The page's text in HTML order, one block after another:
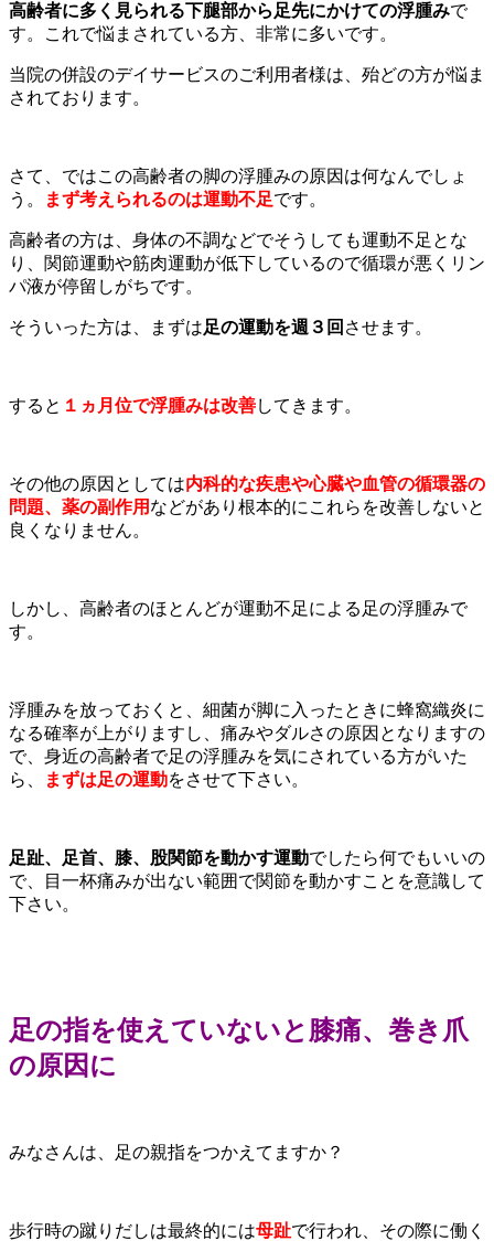
高齢者に多く見られる下腿部から足先にかけての浮腫みで
す。これで悩まされている方、非常に多いです。
当院の併設のデイサービスのご利用者様は、殆どの方が悩ま
されております。
さて、ではこの高齢者の脚の浮腫みの原因は何なんでしょ
う。
まず考えられるのは運動不足です。
高齢者の方は、身体の不調などでそうしても運動不足とな
り、関節運動や筋肉運動が低下しているので循環が悪くリン
パ液が停留しがちです。
そういった方は、まずは足の運動を週３回 させます。
すると １ヵ月位で浮腫みは改善してきます。
その他の原因としては内科的な疾患や心臓や血管の循環器の
問題、薬の副作用 などがあり根本的にこれらを改善しないと
良くなりません。
しかし、高齢者のほとんどが運動不足による足の浮腫みで
す。
浮腫みを放っておくと、細菌が脚に入ったときに蜂窩織炎に
なる確率が上がりますし、痛みやダルさの原因となりますの
で、身近の高齢者で足の浮腫みを気にされている方がいた
ら、
まずは足の運動をさせて下さい。
足趾、足首、膝、股関節を動かす運動でしたら何でもいいの
で、目一杯痛みが出ない範囲で関節を動かすことを意識して
下さい。
足の指を使えていないと膝痛、巻き爪
の原因に
みなさんは、足の親指をつかえてますか？
歩行時の蹴りだしは最終的には母趾で行われ、その際に働く